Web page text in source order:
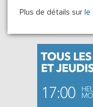
Plus de détails sur le